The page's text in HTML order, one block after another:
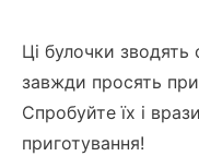
Ці булочки
завжди просять
Спробуйте їх і
приготування!